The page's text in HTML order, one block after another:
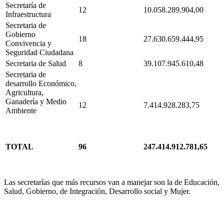
Secretaría de
Infraestructura
12
10.058.289.904,00
Secretaria de
Gobierno
Convivencia y
Seguridad Ciudadana
18 27.630.659.444,95
Secretaria de Salud 8
39.107.945.610,48
Secretaria de
desarrollo Económico,
Agricultura,
Ganadería y Medio
Ambiente
12 7.414.928.283,75
TOTAL 96 247.414.912.781,65
Las secretarías que más recursos van a manejar son la de Educación,
Salud, Gobierno, de Integración, Desarrollo social y Mujer.